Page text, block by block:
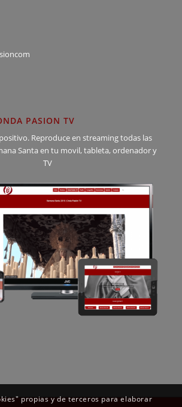
PASION TV
Reproduce en streaming todas las
Santa en tu movil, tableta, ordenador y
TV
propias y de terceros para elaborar